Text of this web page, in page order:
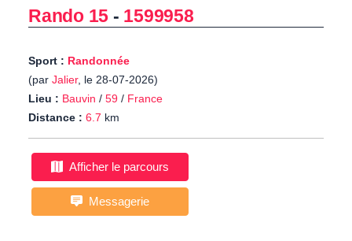
Rando 15 - 1599958
Sport : Randonnée
(par Jalier, le 28-07-2026)
Lieu : Bauvin / 59 / France
Distance : 6.7 km
Afficher le parcours
Messagerie